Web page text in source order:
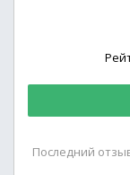
Последний